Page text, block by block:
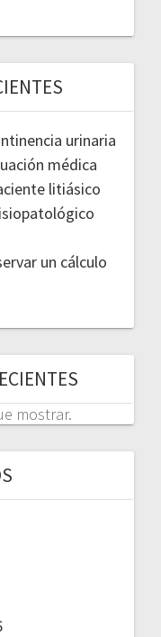
urinaria
médica
litiásico
un cálculo
mostrar.